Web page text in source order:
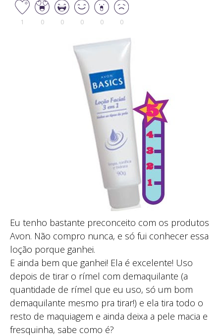
1 0 0 0 0 0
Eu tenho bastante preconceito com os produtos
Avon. Não compro nunca, e só fui conhecer essa
loção porque ganhei.
E ainda bem que ganhei! Ela é excelente! Uso
depois de tirar o rímel com demaquilante (a
quantidade de rímel que eu uso, só um bom
demaquilante mesmo pra tirar!) e ela tira todo o
resto de maquiagem e ainda deixa a pele macia e
fresquinha, sabe como é?